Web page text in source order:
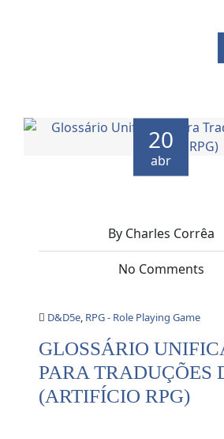
20
abr
By Charles Corrêa
No Comments
D&D5e, RPG - Role Playing Game
GLOSSÁRIO
PARA TRADUÇÕES
(ARTIFÍCIO RPG)